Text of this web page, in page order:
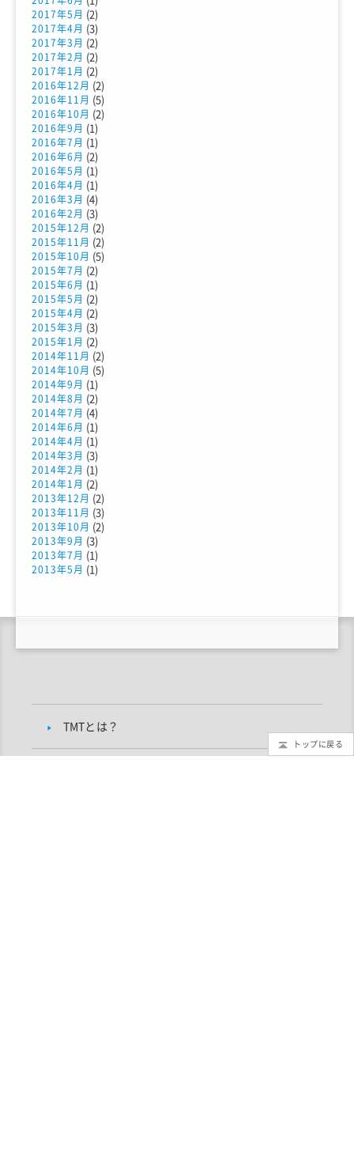
2017年5月 (2)
2017年4月 (3)
2017年3月 (2)
2017年2月 (2)
2017年1月 (2)
2016年12月 (2)
2016年11月 (5)
2016年10月 (2)
2016年9月 (1)
2016年7月 (1)
2016年6月 (2)
2016年5月 (1)
2016年4月 (1)
2016年3月 (4)
2016年2月 (3)
2015年12月 (2)
2015年11月 (2)
2015年10月 (5)
2015年7月 (2)
2015年6月 (1)
2015年5月 (2)
2015年4月 (2)
2015年3月 (3)
2015年1月 (2)
2014年11月 (2)
2014年10月 (5)
2014年9月 (1)
2014年8月 (2)
2014年7月 (4)
2014年6月 (1)
2014年4月 (1)
2014年3月 (3)
2014年2月 (1)
2014年1月 (2)
2013年12月 (2)
2013年11月 (3)
2013年10月 (2)
2013年9月 (3)
2013年7月 (1)
2013年5月 (1)
TMTとは？
トップに戻る